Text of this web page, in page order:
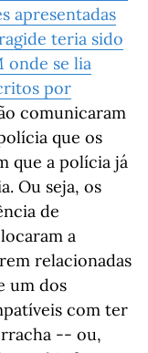
apresentadas
teria sido
onde se lia
por
comunicaram
que os
que a polícia já
Ou seja, os
de
a
relacionadas
um dos
com ter
-- ou,